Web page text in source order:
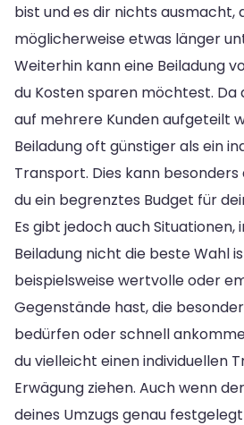
bist und es dir nichts ausmacht,
möglicherweise etwas länger
Weiterhin kann eine Beiladung
du Kosten sparen möchtest.
auf mehrere Kunden aufgeteilt
Beiladung oft günstiger als ein
Transport. Dies kann
du ein begrenztes Budget für
Es gibt jedoch auch Situationen,
Beiladung nicht die beste Wahl
beispielsweise wertvolle oder
Gegenstände hast, die
bedürfen oder schnell
du vielleicht einen individuellen
Erwägung ziehen. Auch wenn
deines Umzugs genau